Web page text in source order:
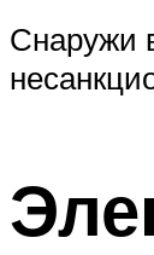
Снаружи